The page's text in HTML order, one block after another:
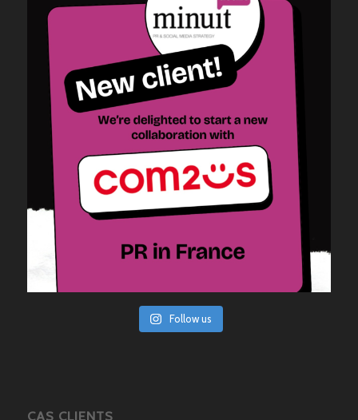
Follow us
CAS CLIENTS